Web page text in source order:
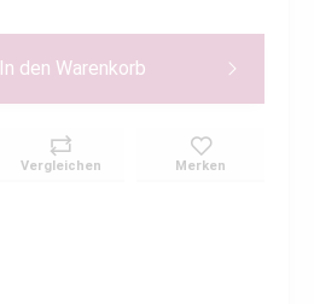
In den Warenkorb
Vergleichen Merken